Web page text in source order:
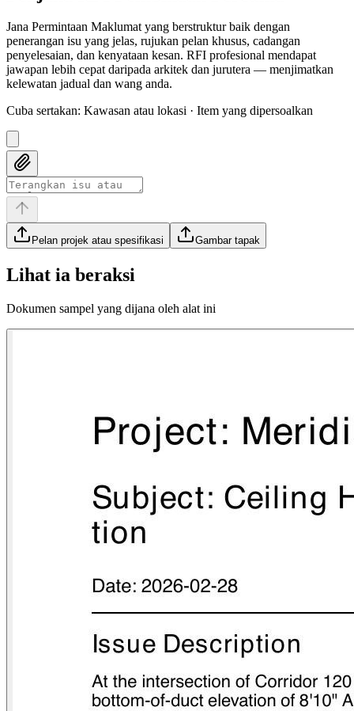
Jana Permintaan Maklumat yang berstruktur baik dengan
penerangan isu yang jelas, rujukan pelan khusus, cadangan
penyelesaian, dan kenyataan kesan. RFI profesional mendapat
jawapan lebih cepat daripada arkitek dan jurutera — menjimatkan
kelewatan jadual dan wang anda.
Cuba sertakan: Kawasan atau lokasi · Item yang dipersoalkan
Pelan projek atau spesifikasi Gambar tapak
Lihat ia beraksi
Dokumen sampel yang dijana oleh alat ini